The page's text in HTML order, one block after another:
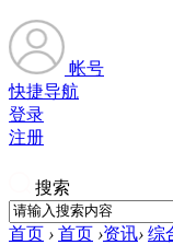
帐号
快捷导航
登录
注册
搜索
首页 › 首页 ›资讯› 综